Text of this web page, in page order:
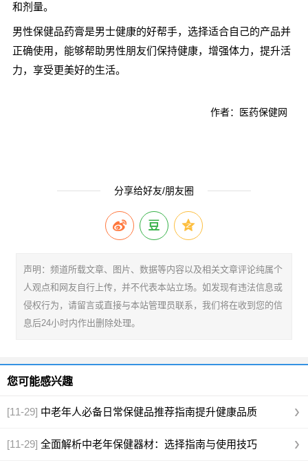
和剂量。
男性保健品药膏是男士健康的好帮手，选择适合自己的产品并
正确使用，能够帮助男性朋友们保持健康，增强体力，提升活
力，享受更美好的生活。
作者：医药保健网
分享给好友/朋友圈
声明：频道所载文章、图片、数据等内容以及相关文章评论纯属个
人观点和网友自行上传，并不代表本站立场。如发现有违法信息或
侵权行为，请留言或直接与本站管理员联系，我们将在收到您的信
息后24小时内作出删除处理。
您可能感兴趣
[11-29] 中老年人必备日常保健品推荐指南提升健康品质
[11-29] 全面解析中老年保健器材：选择指南与使用技巧